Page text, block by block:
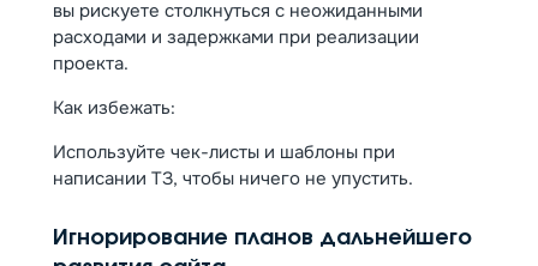
вы рискуете столкнуться с неожиданными
расходами и задержками при реализации
проекта.
Как избежать:
Используйте чек-листы и шаблоны при
написании ТЗ, чтобы ничего не упустить.
Игнорирование планов дальнейшего